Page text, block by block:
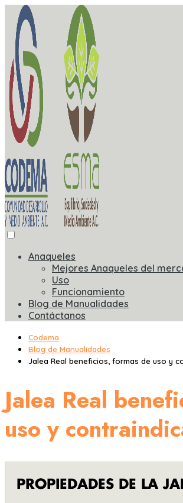
Anaqueles
Mejores Anaqueles del
Uso
Funcionamiento
Blog de Manualidades
Contáctanos
Codema
Blog de Manualidades
Jalea Real beneficios, formas de uso y
Jalea Real
uso y